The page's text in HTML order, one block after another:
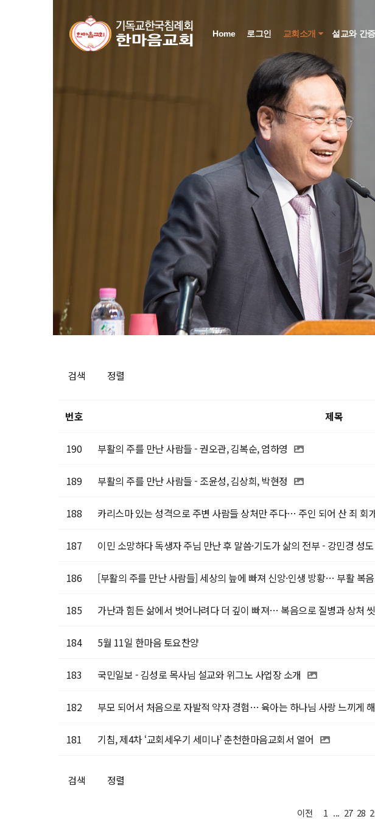
Home 로그인 교회소개 설교와 간
검색 정렬
번호 제목
190 부활의 주를 만난 사람들 - 권오관, 김복순, 엄하영
189 부활의 주를 만난 사람들 - 조윤성, 김상희, 박현정
188 카리스마 있는 성격으로 주변 사람들 상처만 주다… 주인 되어 산 죄 회
187 이민 소망하다 독생자 주님 만난 후 말씀·기도가 삶의 전부 - 강민경 성도
186 [부활의 주를 만난 사람들] 세상의 늪에 빠져 신앙·인생 방황… 부활 복
185 가난과 힘든 삶에서 벗어나려다 더 깊이 빠져… 복음으로 질병과 상처
184 5월 11일 한마음 토요찬양
183 국민일보 - 김성로 목사님 설교와 위그노 사업장 소개
182 부모 되어서 처음으로 자발적 약자 경험… 육아는 하나님 사랑 느끼게
181 기침, 제4차 ‘교회세우기 세미나’ 춘천한마음교회서 열어
검색 정렬
이전 1 ... 27 28